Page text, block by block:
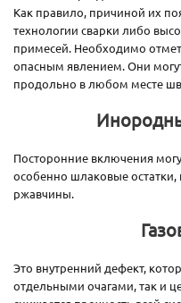
Как правило, причиной их
технологии сварки либо
примесей. Необходимо
опасным явлением. Они
продольно в любом месте
Посторонние включения
особенно шлаковые остатки,
ржавчины.
Это внутренний дефект,
отдельными очагами, так и